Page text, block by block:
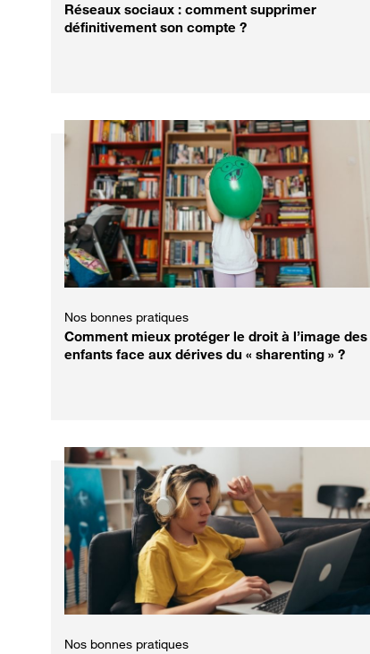
Réseaux sociaux : comment supprimer
définitivement son compte ?
Nos bonnes pratiques
Comment mieux protéger le droit à l’image des
enfants face aux dérives du « sharenting » ?
Nos bonnes pratiques